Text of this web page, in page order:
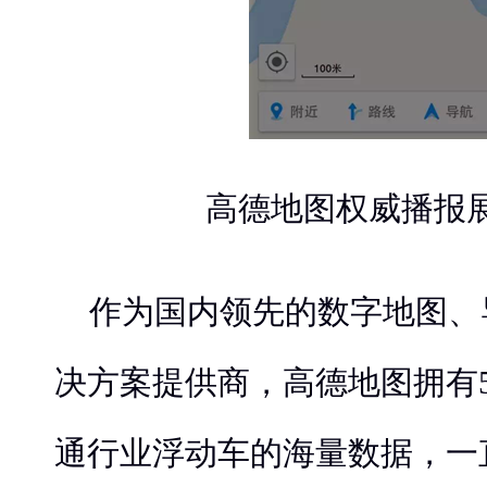
高德地图权威播报
作为国内领先的数字地图
决方案提供商，高德地图拥
通行业浮动车的海量数据，